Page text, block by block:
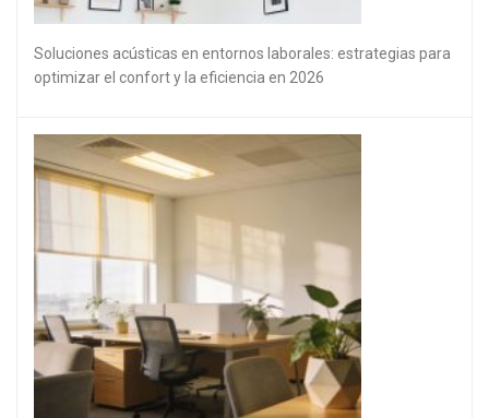
Soluciones acústicas en entornos laborales: estrategias para
optimizar el confort y la eficiencia en 2026